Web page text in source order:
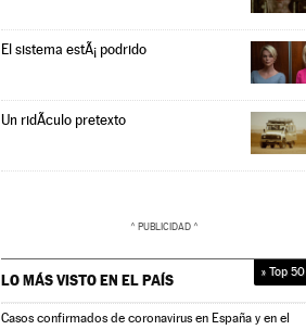
El sistema estÃ¡ podrido
Un ridÃ­culo pretexto
LO MÁS VISTO EN EL PAÍS » Top 50
Casos confirmados de coronavirus en España y en el